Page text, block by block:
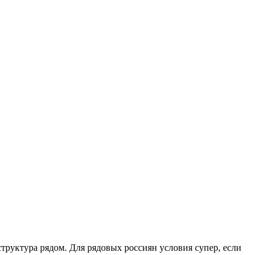
рядом. Для рядовых россиян условия супер, если